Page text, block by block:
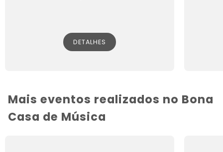
DETALHES
Mais eventos realizados no Bona
Casa de Música